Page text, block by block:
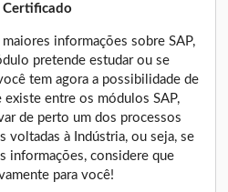
Certificado
informações sobre SAP,
pretende estudar ou se
tem agora a possibilidade de
existe entre os módulos SAP,
de perto um dos processos
voltadas à Indústria, ou seja, se
informações, considere que
para você!